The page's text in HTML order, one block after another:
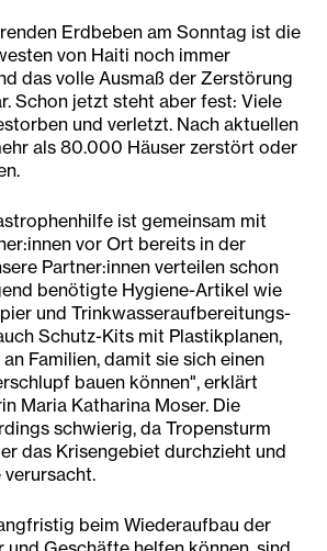
Erdbeben am Sonntag ist die
von Haiti noch immer
das volle Ausmaß der Zerstörung
Schon jetzt steht aber fest: Viele
und verletzt. Nach aktuellen
als 80.000 Häuser zerstört oder
ist gemeinsam mit
vor Ort bereits in der
Partner:innen verteilen schon
benötigte Hygiene-Artikel wie
und Trinkwasseraufbereitungs-
Schutz-Kits mit Plastikplanen,
Familien, damit sie sich einen
bauen können", erklärt
Maria Katharina Moser. Die
schwierig, da Tropensturm
das Krisengebiet durchzieht und
beim Wiederaufbau der